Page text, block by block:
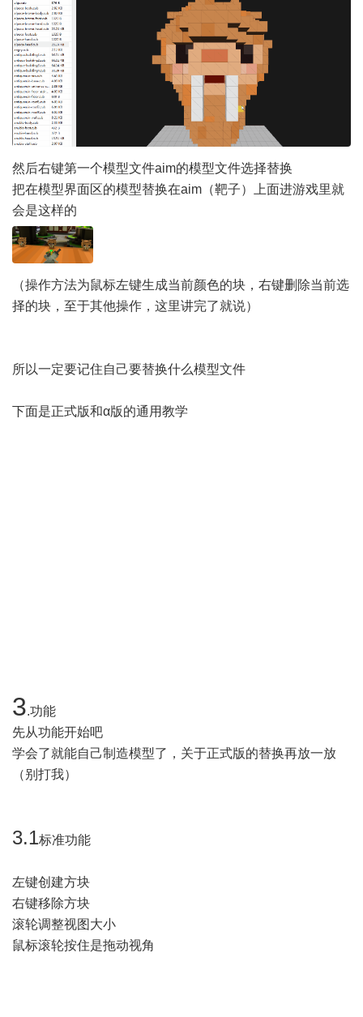
然后右键第一个模型文件aim的模型文件选择替换
把在模型界面区的模型替换在aim（靶子）上面进游戏里就
会是这样的
（操作方法为鼠标左键生成当前颜色的块，右键删除当前选
择的块，至于其他操作，这里讲完了就说）
所以一定要记住自己要替换什么模型文件
下面是正式版和α版的通用教学
3.功能
先从功能开始吧
学会了就能自己制造模型了，关于正式版的替换再放一放
（别打我）
3.1标准功能
左键创建方块
右键移除方块
滚轮调整视图大小
鼠标滚轮按住是拖动视角